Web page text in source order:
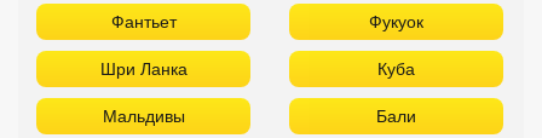
Фантьет Фукуок
Шри Ланка Куба
Мальдивы Бали